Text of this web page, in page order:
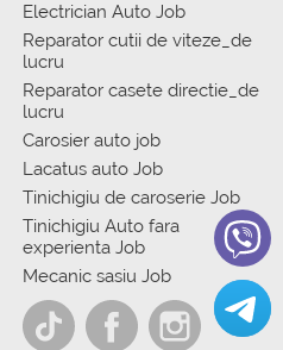
Electrician Auto Job
Reparator cutii de viteze_de
lucru
Reparator casete directie_de
lucru
Carosier auto job
Lacatus auto Job
Tinichigiu de caroserie Job
Tinichigiu Auto fara
experienta Job
Mecanic sasiu Job